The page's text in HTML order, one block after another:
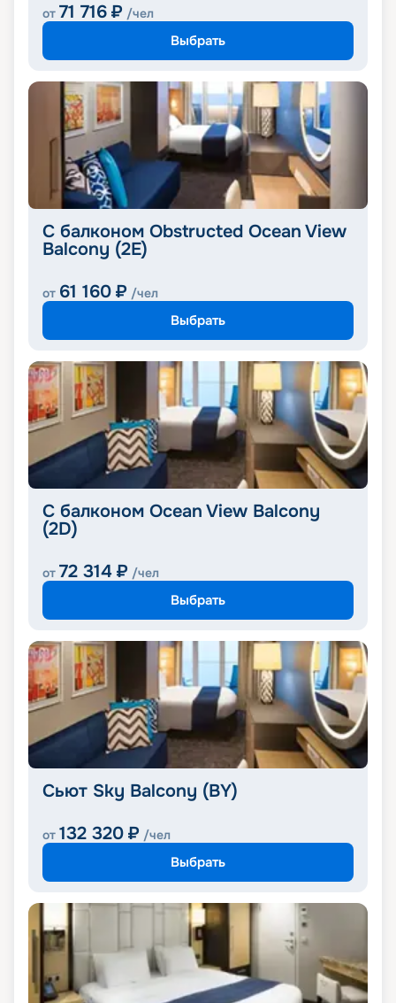
от 71 716 ₽ /чел
Выбрать
С балконом Obstructed Ocean View
Balcony (2E)
от 61 160 ₽ /чел
Выбрать
С балконом Ocean View Balcony
(2D)
от 72 314 ₽ /чел
Выбрать
Сьют Sky Balcony (BY)
от 132 320 ₽ /чел
Выбрать